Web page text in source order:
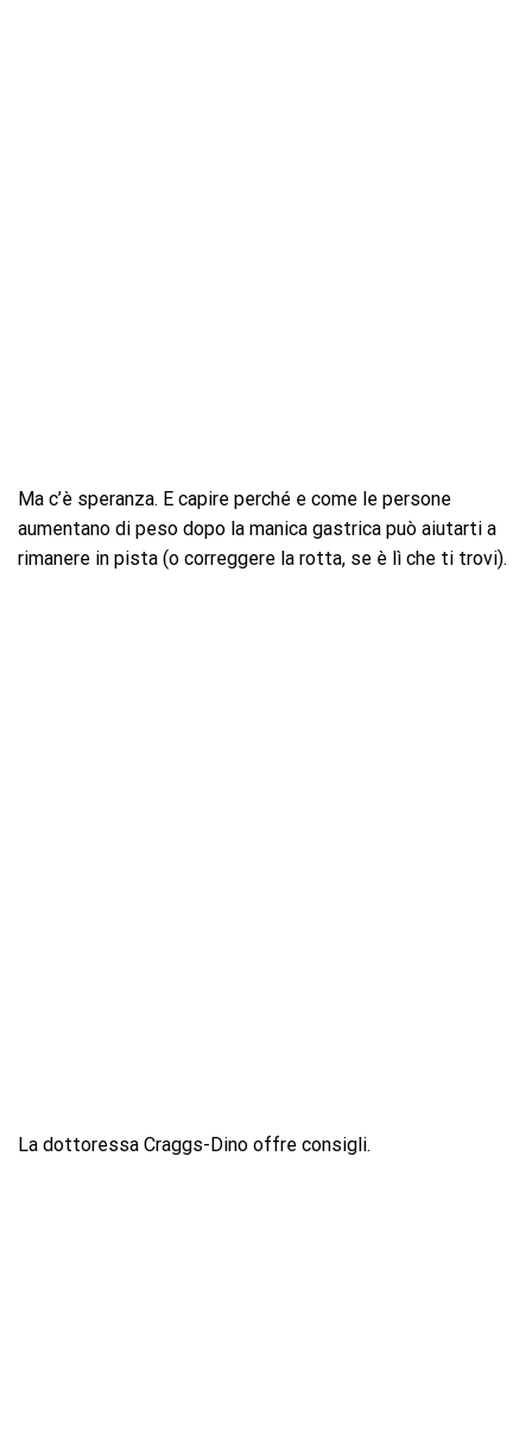
Ma c’è speranza. E capire perché e come le persone
aumentano di peso dopo la manica gastrica può aiutarti a
rimanere in pista (o correggere la rotta, se è lì che ti trovi).
La dottoressa Craggs-Dino offre consigli.